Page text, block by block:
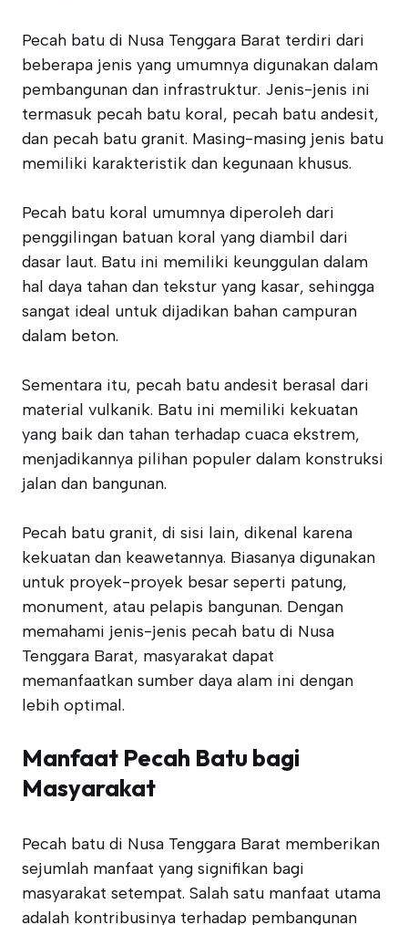
Pecah batu di Nusa Tenggara Barat terdiri dari
beberapa jenis yang umumnya digunakan dalam
pembangunan dan infrastruktur. Jenis-jenis ini
termasuk pecah batu koral, pecah batu andesit,
dan pecah batu granit. Masing-masing jenis batu
memiliki karakteristik dan kegunaan khusus.
Pecah batu koral umumnya diperoleh dari
penggilingan batuan koral yang diambil dari
dasar laut. Batu ini memiliki keunggulan dalam
hal daya tahan dan tekstur yang kasar, sehingga
sangat ideal untuk dijadikan bahan campuran
dalam beton.
Sementara itu, pecah batu andesit berasal dari
material vulkanik. Batu ini memiliki kekuatan
yang baik dan tahan terhadap cuaca ekstrem,
menjadikannya pilihan populer dalam konstruksi
jalan dan bangunan.
Pecah batu granit, di sisi lain, dikenal karena
kekuatan dan keawetannya. Biasanya digunakan
untuk proyek-proyek besar seperti patung,
monument, atau pelapis bangunan. Dengan
memahami jenis-jenis pecah batu di Nusa
Tenggara Barat, masyarakat dapat
memanfaatkan sumber daya alam ini dengan
lebih optimal.
Manfaat Pecah Batu bagi
Masyarakat
Pecah batu di Nusa Tenggara Barat memberikan
sejumlah manfaat yang signifikan bagi
masyarakat setempat. Salah satu manfaat utama
adalah kontribusinya terhadap pembangunan